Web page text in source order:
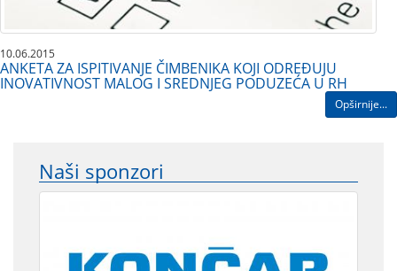
10.06.2015
ANKETA ZA ISPITIVANJE ČIMBENIKA KOJI ODREĐUJU
INOVATIVNOST MALOG I SREDNJEG PODUZEĆA U RH
Opširnije...
Naši sponzori